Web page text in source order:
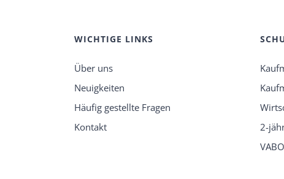
WICHTIGE LINKS
Über uns
Neuigkeiten
Häufig gestellte Fragen
Kontakt
2-
VABO